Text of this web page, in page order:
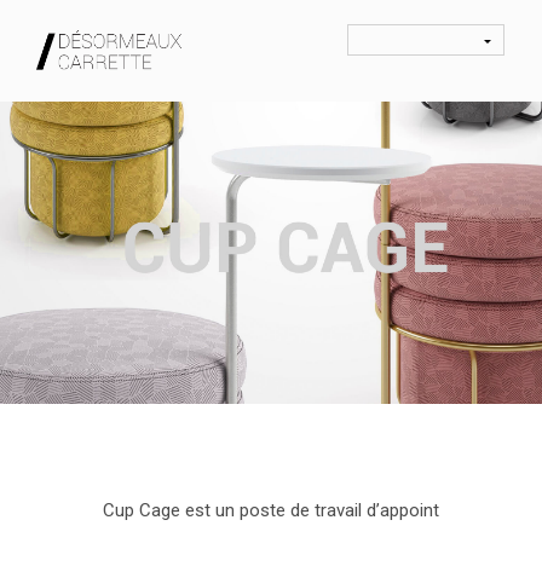
Cup Cage est un poste de travail d’appoint